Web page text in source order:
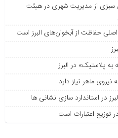
از مدیریت شهری در هیئت
حفاظت از آبخوان‌های البرز است
پلاستیک» در البرز
نیروی ماهر نیاز دارد
در استاندارد سازی نشانی ها
توزیع اعتبارات است